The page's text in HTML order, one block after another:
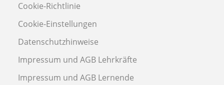
Cookie-Richtlinie
Cookie-Einstellungen
Datenschutzhinweise
Impressum und AGB Lehrkräfte
Impressum und AGB Lernende